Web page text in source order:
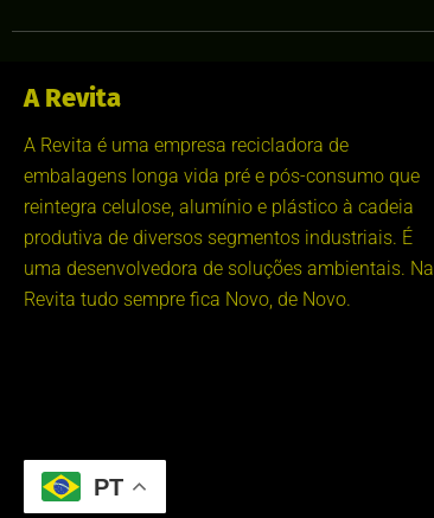
A Revita
A Revita é uma empresa recicladora de
embalagens longa vida pré e pós-consumo que
reintegra celulose, alumínio e plástico à cadeia
produtiva de diversos segmentos industriais. É
uma desenvolvedora de soluções ambientais. Na
Revita tudo sempre fica Novo, de Novo.
PT